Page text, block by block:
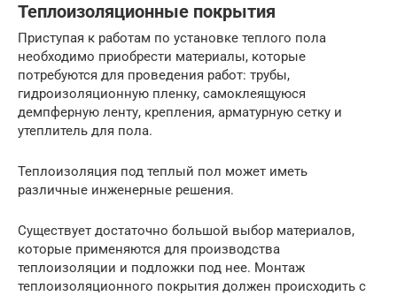
Теплоизоляционные покрытия
Приступая к работам по установке теплого пола
необходимо приобрести материалы, которые
потребуются для проведения работ: трубы,
гидроизоляционную пленку, самоклеящуюся
демпферную ленту, крепления, арматурную сетку и
утеплитель для пола.
Теплоизоляция под теплый пол может иметь
различные инженерные решения.
Существует достаточно большой выбор материалов,
которые применяются для производства
теплоизоляции и подложки под нее. Монтаж
теплоизоляционного покрытия должен происходить с